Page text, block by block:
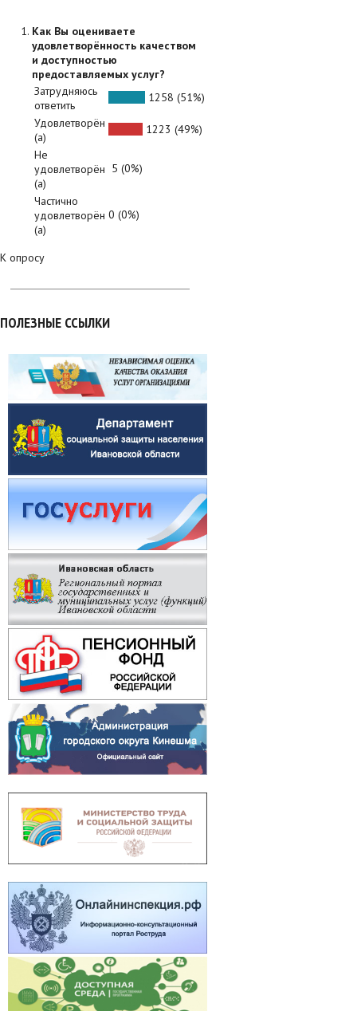
Как Вы оцениваете
удовлетворённость качеством
и доступностью
предоставляемых услуг?
Затрудняюсь
ответить
1258 (51%)
Удовлетворён
(а)
1223 (49%)
Не
удовлетворён
(а)
5 (0%)
Частично
удовлетворён
(а)
0 (0%)
К опросу
ПОЛЕЗНЫЕ ССЫЛКИ